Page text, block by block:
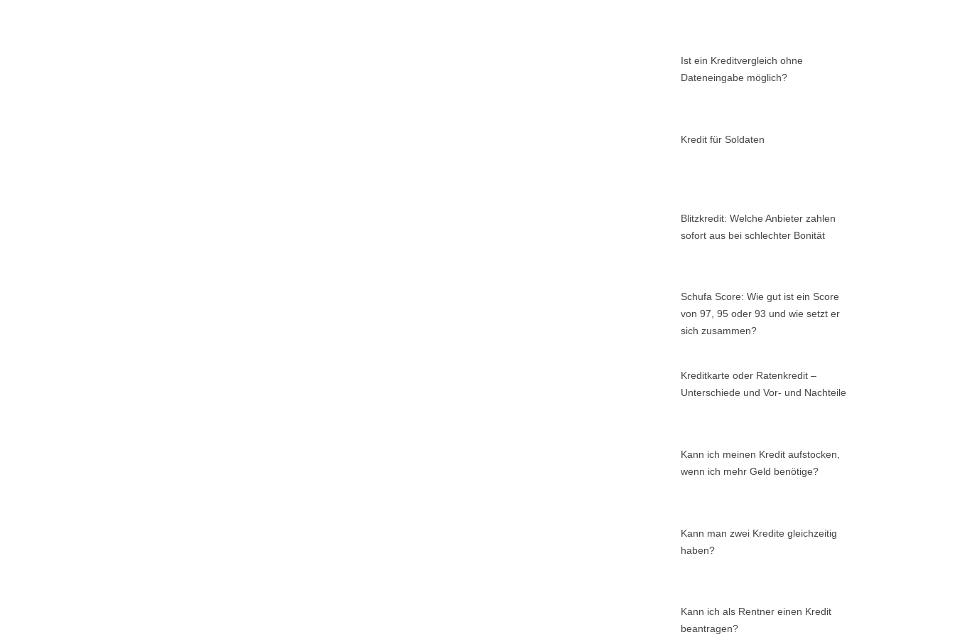
Ist ein Kreditvergleich ohne
Dateneingabe möglich?
Kredit für Soldaten
Blitzkredit: Welche Anbieter zahlen
sofort aus bei schlechter Bonität
Schufa Score: Wie gut ist ein Score
von 97, 95 oder 93 und wie setzt er
sich zusammen?
Kreditkarte oder Ratenkredit –
Unterschiede und Vor- und Nachteile
Kann ich meinen Kredit aufstocken,
wenn ich mehr Geld benötige?
Kann man zwei Kredite gleichzeitig
haben?
Kann ich als Rentner einen Kredit
beantragen?